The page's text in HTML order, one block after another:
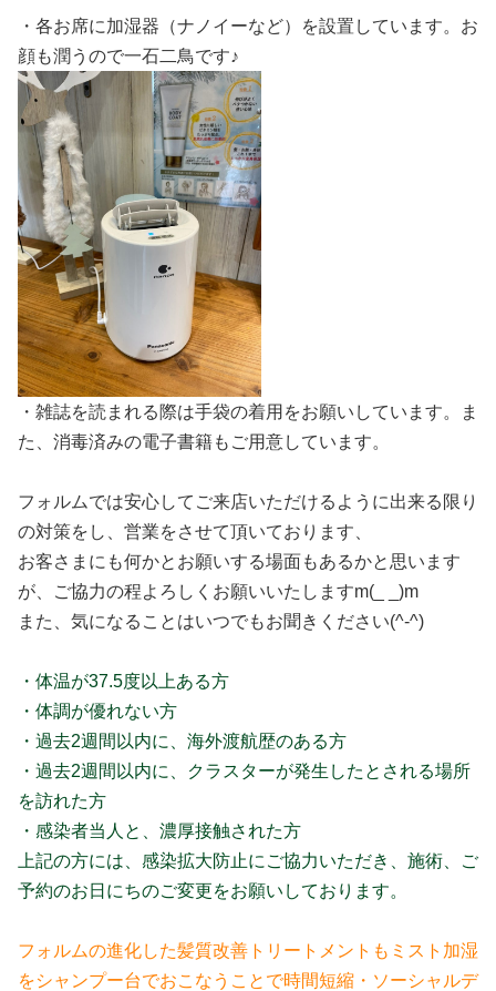
・各お席に加湿器（ナノイーなど）を設置しています。お
顔も潤うので一石二鳥です♪
・雑誌を読まれる際は手袋の着用をお願いしています。ま
た、消毒済みの電子書籍もご用意しています。
フォルムでは安心してご来店いただけるように出来る限り
の対策をし、営業をさせて頂いております、
お客さまにも何かとお願いする場面もあるかと思います
が、ご協力の程よろしくお願いいたしますm(_ _)m
また、気になることはいつでもお聞きください(^-^)
・体温が37.5度以上ある方
・体調が優れない方
・過去2週間以内に、海外渡航歴のある方
・過去2週間以内に、クラスターが発生したとされる場所
を訪れた方
・感染者当人と、濃厚接触された方
上記の方には、感染拡大防止にご協力いただき、施術、ご
予約のお日にちのご変更をお願いしております。
フォルムの進化した髪質改善トリートメントもミスト加湿
をシャンプー台でおこなうことで時間短縮・ソーシャルデ